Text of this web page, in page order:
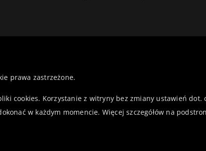
prawa zastrzeżone.
cookies. Korzystanie z witryny bez zmiany ustawień dot.
w każdym momencie. Więcej szczegółów na